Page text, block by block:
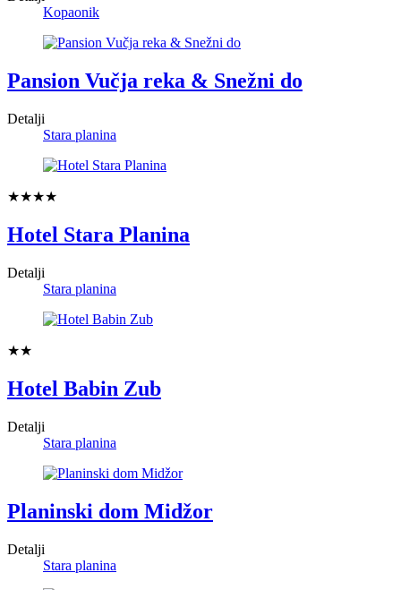
Kopaonik
Pansion Vučja reka & Snežni do
Detalji
Stara planina
★★★★
Hotel Stara Planina
Detalji
Stara planina
★★
Hotel Babin Zub
Detalji
Stara planina
Planinski dom Midžor
Detalji
Stara planina